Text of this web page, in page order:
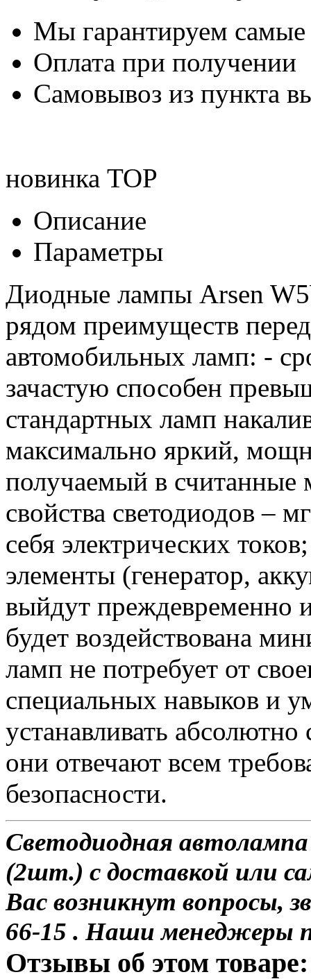
Мы гарантируем
Оплата при получении
Самовывоз из пункта
новинка TOP
Описание
Параметры
Диодные лампы Arsen
рядом преимуществ
автомобильных ламп: -
зачастую способен
стандартных ламп
максимально яркий,
получаемый в считанные
свойства светодиодов –
себя электрических
элементы (генератор,
выйдут преждевременно
будет воздействована
ламп не потребует от
специальных навыков и
устанавливать
они отвечают всем
безопасности.
Светодиодная
(2шт.) с доставкой или
Вас возникнут вопросы,
66-15 . Наши менеджеры
Отзывы об этом товаре: